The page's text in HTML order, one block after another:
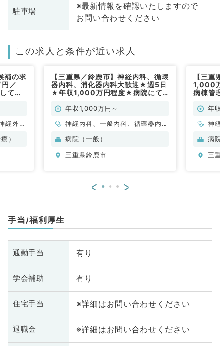
駐車場
※最新情報を確認いたしますので
お問い合わせください
この求人と条件が近い求人
補の求
／
てご
経外
科、一
）
【三重県／鈴鹿市】神経内科、循環
器内科、消化器内科大歓迎★週5日
★年収1,000万円程度★病院にて
です！(一般内科／常勤)
年収1,000万円～
神経内科、一般内科、循環器内
科、消化器内科
病院（一般）
三重県鈴鹿市
【三
1,000
病棟管
年
神
病
三
< >
手当/福利厚生
通勤手当 有り
学会補助 有り
住宅手当 ※詳細はお問い合わせください
退職金 ※詳細はお問い合わせください